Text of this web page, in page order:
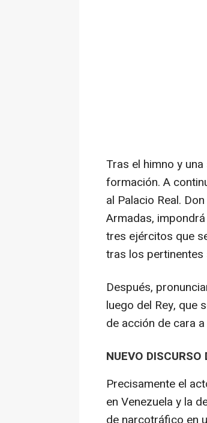
Tras el himno y
formación. A
al Palacio Real.
Armadas,
tres ejércitos que
tras los pertinentes
Después,
luego del Rey, que
de acción de cara
NUEVO
Precisamente el
en Venezuela y la